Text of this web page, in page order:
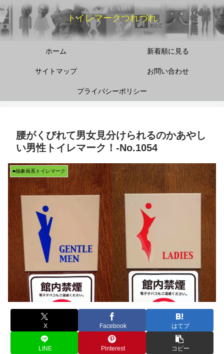
トイレマークつれづれ
ホーム 新着順に見る
サイトマップ お問い合わせ
プライバシーポリシー
腰がくびれて男女見分けられるのかあやし
い男性トイレマーク！‐No.1054
■抽象画系トイレマーク
X Facebook はてブ
LINE Pinterest コピー